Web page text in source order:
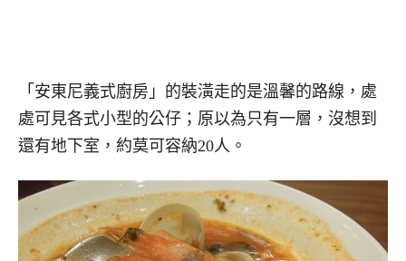
「安東尼義式廚房」的裝潢走的是溫馨的路線，處
處可見各式小型的公仔；原以為只有一層，沒想到
還有地下室，約莫可容納20人。